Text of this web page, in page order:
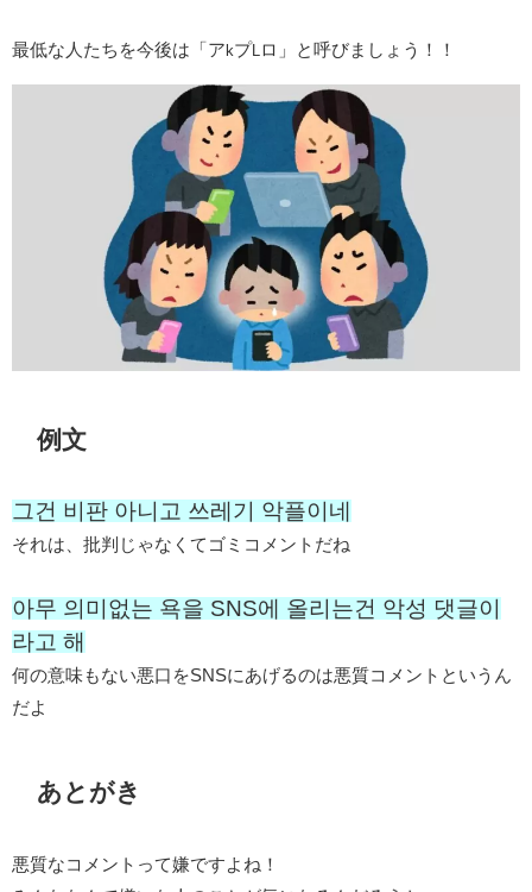
最低な人たちを今後は「ア kプ ロ」と呼びましょう！！
例文
그건 비판 아니고 쓰레기 악플이네
それは、批判じゃなくてゴミコメントだね
아무 의미없는 욕을 SNS에 올리는건 악성 댓글이
라고 해
何の意味もない悪口をSNSにあげるのは悪質コメントというん
だよ
あとがき
悪質なコメントって嫌ですよね！